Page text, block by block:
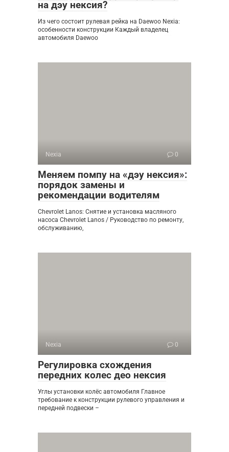
на дэу нексия?
Из чего состоит рулевая рейка на Daewoo Nexia:
особенности конструкции Каждый владелец
автомобиля Daewoo
Nexia 0
Меняем помпу на «дэу нексия»:
порядок замены и
рекомендации водителям
Chevrolet Lanos: Снятие и установка масляного
насоса Chevrolet Lanos / Руководство по ремонту,
обслуживанию,
Nexia 0
Регулировка схождения
передних колес део нексия
Углы установки колёс автомобиля Главное
требование к конструкции рулевого управления и
передней подвески –